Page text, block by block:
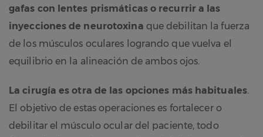
gafas con lentes prismáticas o recurrir a las
inyecciones de neurotoxina que debilitan la fuerza
de los músculos oculares logrando que vuelva el
equilibrio en la alineación de ambos ojos.
La cirugía es otra de las opciones más habituales.
El objetivo de estas operaciones es fortalecer o
debilitar el músculo ocular del paciente, todo